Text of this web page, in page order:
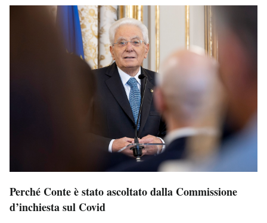
Perché Conte è stato ascoltato dalla Commissione
d’inchiesta sul Covid